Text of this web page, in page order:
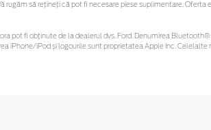
rugăm să rețineți că pot fi necesare piese suplimentare. Oferta
pot fi obținute de la dealerul dvs. Ford. Denumirea
iPhone/iPod și logourile sunt proprietatea Apple Inc.